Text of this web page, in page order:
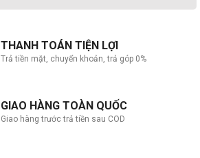
THANH TOÁN TIỆN LỢI
Trả tiền mặt, chuyển khoản, trả góp 0%
GIAO HÀNG TOÀN QUỐC
Giao hàng trước trả tiền sau COD